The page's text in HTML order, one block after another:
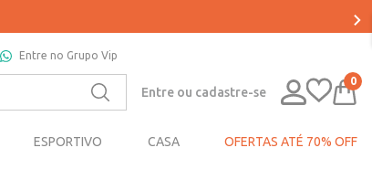
Entre no Grupo Vip
Entre ou cadastre-se
0
ESPORTIVO CASA OFERTAS ATÉ 70% OFF